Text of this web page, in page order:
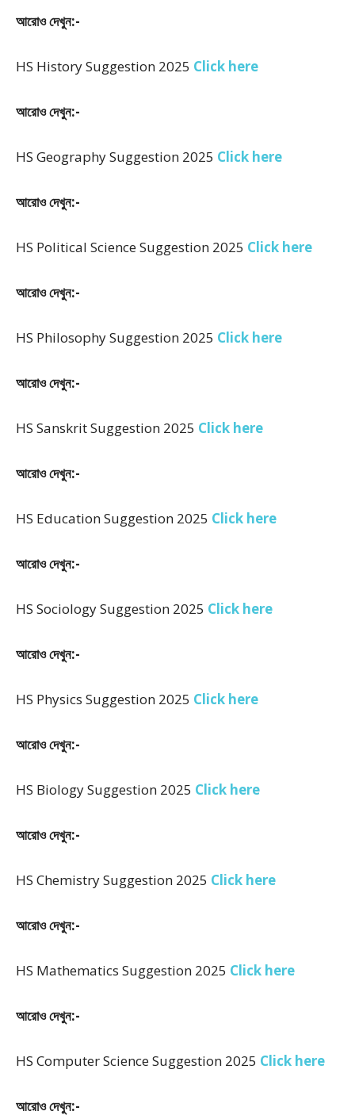
আরোও দেখুন:-
HS History Suggestion 2025 Click here
আরোও দেখুন:-
HS Geography Suggestion 2025 Click here
আরোও দেখুন:-
HS Political Science Suggestion 2025 Click here
আরোও দেখুন:-
HS Philosophy Suggestion 2025 Click here
আরোও দেখুন:-
HS Sanskrit Suggestion 2025 Click here
আরোও দেখুন:-
HS Education Suggestion 2025 Click here
আরোও দেখুন:-
HS Sociology Suggestion 2025 Click here
আরোও দেখুন:-
HS Physics Suggestion 2025 Click here
আরোও দেখুন:-
HS Biology Suggestion 2025 Click here
আরোও দেখুন:-
HS Chemistry Suggestion 2025 Click here
আরোও দেখুন:-
HS Mathematics Suggestion 2025 Click here
আরোও দেখুন:-
HS Computer Science Suggestion 2025 Click here
আরোও দেখুন:-